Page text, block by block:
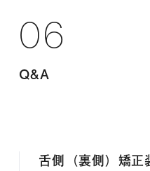
06
Q&A
舌側（裏側）矯